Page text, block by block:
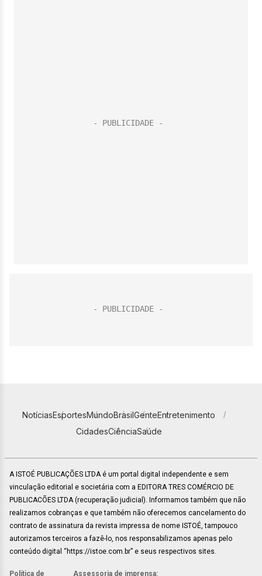
NotíciasEsportesMundoBrasilGenteEntretenimento
CidadesCiênciaSaúde
A ISTOÉ PUBLICAÇÕES LTDA é um portal digital independente e sem
vinculação editorial e societária com a EDITORA TRES COMÉRCIO DE
PUBLICACÕES LTDA (recuperação judicial). Informamos também que não
realizamos cobranças e que também não oferecemos cancelamento do
contrato de assinatura da revista impressa de nome ISTOÉ, tampouco
autorizamos terceiros a fazê-lo, nos responsabilizamos apenas pelo
conteúdo digital “https://istoe.com.br” e seus respectivos sites.
Política de Assessoria de imprensa: